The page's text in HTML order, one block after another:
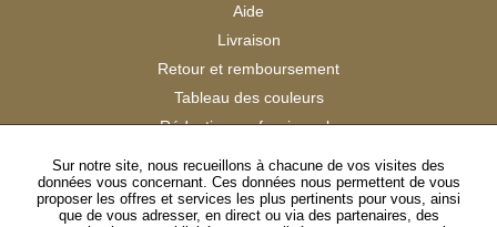
Aide
Livraison
Retour et remboursement
Tableau des couleurs
Réduction professionnels
Satisfaction Clients
Sur notre site, nous recueillons à chacune de vos visites des
données vous concernant. Ces données nous permettent de vous
proposer les offres et services les plus pertinents pour vous, ainsi
que de vous adresser, en direct ou via des partenaires, des